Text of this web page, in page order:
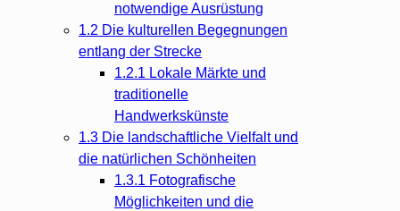
notwendige Ausrüstung
1.2 Die kulturellen Begegnungen
entlang der Strecke
1.2.1 Lokale Märkte und
traditionelle
Handwerkskünste
1.3 Die landschaftliche Vielfalt und
die natürlichen Schönheiten
1.3.1 Fotografische
Möglichkeiten und die